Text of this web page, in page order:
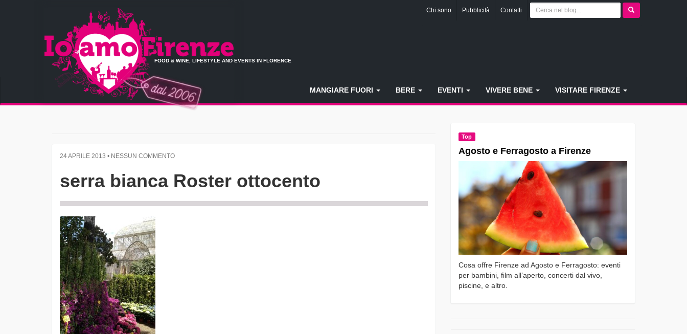
Chi sono Pubblicità Contatti
FOOD & WINE, LIFESTYLE AND EVENTS IN FLORENCE
MANGIARE FUORI BERE EVENTI VIVERE BENE VISITARE FIRENZE
24 APRILE 2013 • NESSUN COMMENTO
serra bianca Roster ottocento
Top
Agosto e Ferragosto a Firenze
Cosa offre Firenze ad Agosto e Ferragosto: eventi
per bambini, film all’aperto, concerti dal vivo,
piscine, e altro.